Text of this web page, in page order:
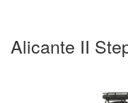
Alicante II